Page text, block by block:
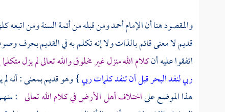
والمقصود هنا أن الإمامأحمدومن قبله من أئمة السنة ومن اتبعه
قديم لا معنى قائم بالذات ولا إنه تكلم به في القديم بحرف
اتفقوا عليه أنكلام الله منزل غير مخلوق والله تعالى لم يزل
ربي لنفد البحر قبل أن تنفد كلمات ربي} وهو قديم بمعنى : أنه لم
هذا الموضع علىاختلاف أهل الأرض في كلام الله تعالى :